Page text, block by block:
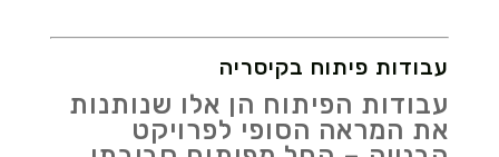
עבודות פיתוח בקיסריה
עבודות הפיתוח הן אלו שנותנות
את המראה הסופי לפרויקט